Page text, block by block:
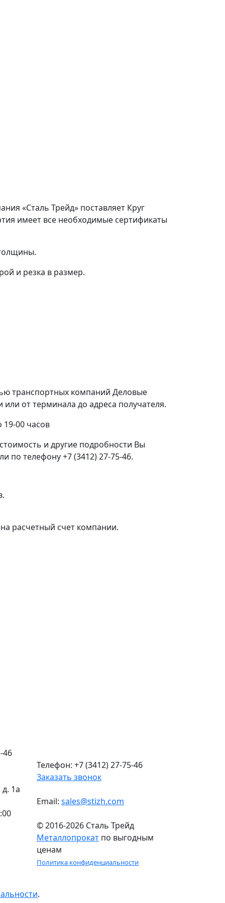
«Сталь Трейд» поставляет Круг
имеет все необходимые сертификаты
и резка в размер.
транспортных компаний Деловые
от терминала до адреса получателя.
19-00 часов
и другие подробности Вы
по телефону +7 (3412) 27-75-46.
расчетный счет компании.
46
1а
Телефон: +7 (3412) 27-75-46
Заказать звонок
Email: sales@stizh.com
© 2016-2026 Сталь Трейд
Металлопрокат по выгодным
ценам
Политика конфиденциальности
.